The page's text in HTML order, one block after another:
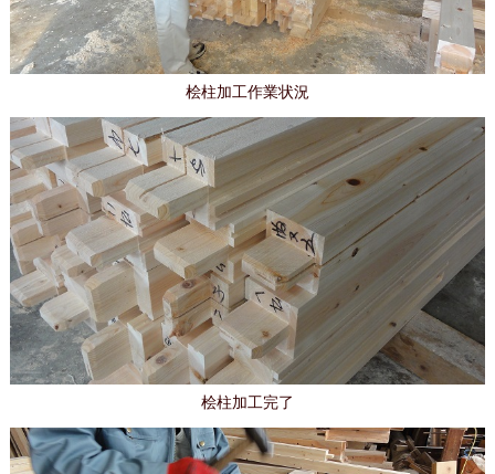
桧柱加工作業状況
桧柱加工完了